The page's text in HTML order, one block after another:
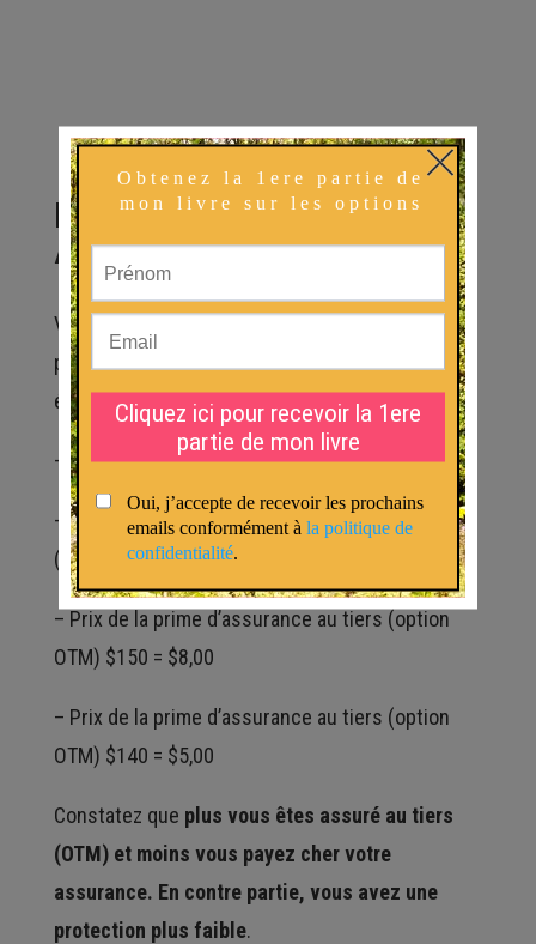
Exemples d’assurances sur
AAPL
Voici (au moment où j’ai préparé cette vidéo) les
primes d’assurances pour AAPL pour une
échéance de 170 jours. Soit environ 6 mois.
– AAPL cotait à $161,50
– Prix de la prime d’assurance tous risques
(option ATM) $160 = $11,50
– Prix de la prime d’assurance au tiers (option
OTM) $150 = $8,00
– Prix de la prime d’assurance au tiers (option
OTM) $140 = $5,00
Constatez que plus vous êtes assuré au tiers
(OTM) et moins vous payez cher votre
assurance. En contre partie, vous avez une
protection plus faible.